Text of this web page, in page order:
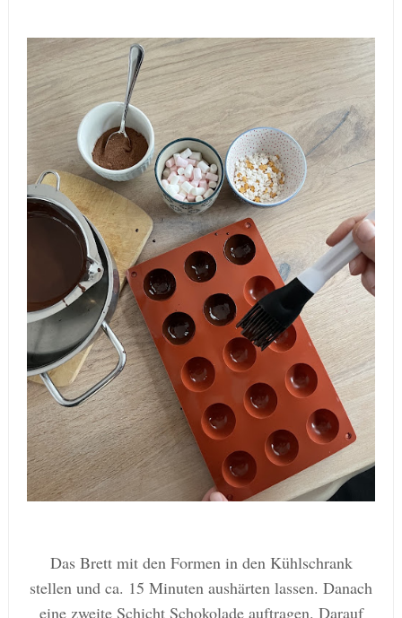
Das Brett mit den Formen in den Kühlschrank
stellen und ca. 15 Minuten aushärten lassen. Danach
eine zweite Schicht Schokolade auftragen. Darauf